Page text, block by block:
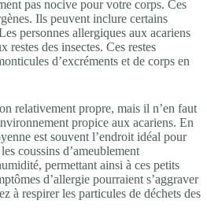
pas nocive pour votre corps. Ces
Ils peuvent inclure certains
personnes allergiques aux acariens
restes des insectes. Ces restes
d’excréments et de corps en
relativement propre, mais il n’en faut
propice aux acariens. En
est souvent l’endroit idéal pour
coussins d’ameublement
permettant ainsi à ces petits
d’allergie pourraient s’aggraver
à respirer les particules de déchets des